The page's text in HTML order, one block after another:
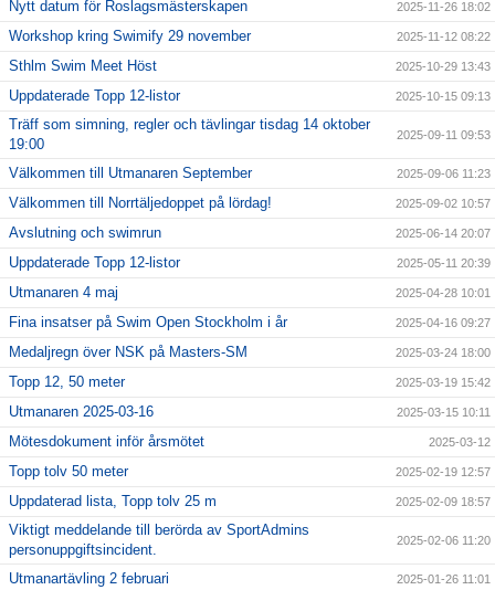
Nytt datum för Roslagsmästerskapen 2025-11-26 18:02
Workshop kring Swimify 29 november 2025-11-12 08:22
Sthlm Swim Meet Höst 2025-10-29 13:43
Uppdaterade Topp 12-listor 2025-10-15 09:13
Träff som simning, regler och tävlingar tisdag 14 oktober
19:00
2025-09-11 09:53
Välkommen till Utmanaren September 2025-09-06 11:23
Välkommen till Norrtäljedoppet på lördag! 2025-09-02 10:57
Avslutning och swimrun 2025-06-14 20:07
Uppdaterade Topp 12-listor 2025-05-11 20:39
Utmanaren 4 maj 2025-04-28 10:01
Fina insatser på Swim Open Stockholm i år 2025-04-16 09:27
Medaljregn över NSK på Masters-SM 2025-03-24 18:00
Topp 12, 50 meter 2025-03-19 15:42
Utmanaren 2025-03-16 2025-03-15 10:11
Mötesdokument inför årsmötet 2025-03-12
Topp tolv 50 meter 2025-02-19 12:57
Uppdaterad lista, Topp tolv 25 m 2025-02-09 18:57
Viktigt meddelande till berörda av SportAdmins
personuppgiftsincident.
2025-02-06 11:20
Utmanartävling 2 februari 2025-01-26 11:01